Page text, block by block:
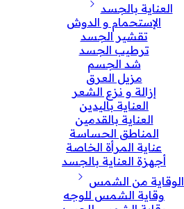
العناية بالجسد
الإستحمام و الدوش
تقشير الجسد
ترطيب الجسد
شد الجسم
مزيل العرق
إزالة و نزع الشعر
العناية باليدين
العناية بالقدمين
المناطق الحساسة
عناية المرأة الخاصة
أجهزة العناية بالجسد
الوقاية من الشمس
وقاية الشمس للوجه